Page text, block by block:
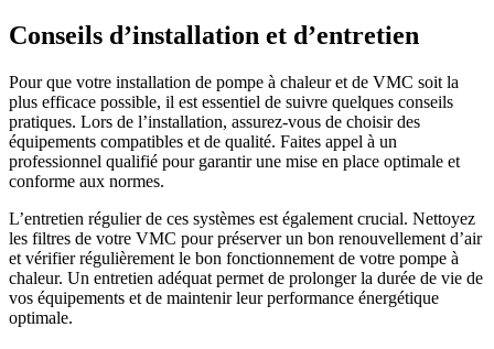
Conseils d’installation et d’entretien
Pour que votre installation de pompe à chaleur et de VMC soit la
plus efficace possible, il est essentiel de suivre quelques conseils
pratiques. Lors de l’installation, assurez-vous de choisir des
équipements compatibles et de qualité. Faites appel à un
professionnel qualifié pour garantir une mise en place optimale et
conforme aux normes.
L’entretien régulier de ces systèmes est également crucial. Nettoyez
les filtres de votre VMC pour préserver un bon renouvellement d’air
et vérifier régulièrement le bon fonctionnement de votre pompe à
chaleur. Un entretien adéquat permet de prolonger la durée de vie de
vos équipements et de maintenir leur performance énergétique
optimale.